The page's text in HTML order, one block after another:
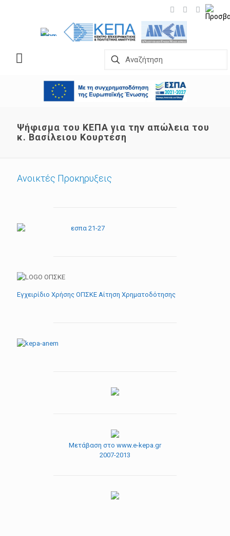
Ψήφισμα του ΚΕΠΑ για την απώλεια του
κ. Βασίλειου Κουρτέση
Ανοικτές Προκηρυξεις
Εγχειρίδιο Χρήσης ΟΠΣΚΕ Αίτηση Χρηματοδότησης
Μετάβαση στο www.e-kepa.gr
2007-2013